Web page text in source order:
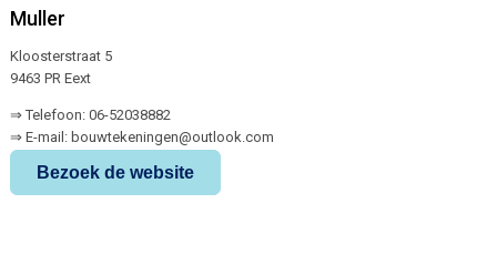
Muller
Kloosterstraat 5
9463 PR Eext
⇒ Telefoon: 06-52038882
⇒ E-mail: bouwtekeningen@outlook.com
Bezoek de website